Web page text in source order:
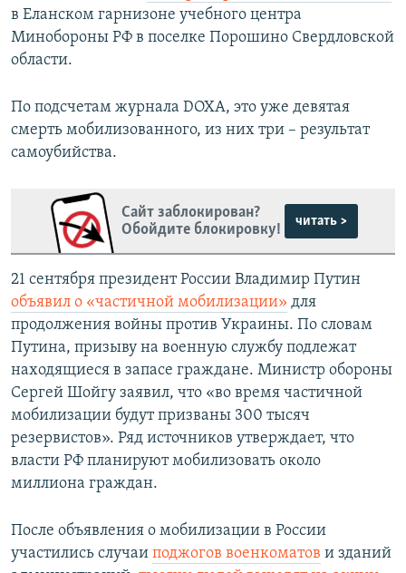
в Еланском гарнизоне учебного центра
Минобороны РФ в поселке Порошино Свердловской
области.
По подсчетам журнала DOXA, это уже девятая
смерть мобилизованного, из них три – результат
самоубийства.
Сайт заблокирован?
Обойдите блокировку!
читать >
21 сентября президент России Владимир Путин
объявил о «частичной мобилизации» для
продолжения войны против Украины. По словам
Путина, призыву на военную службу подлежат
находящиеся в запасе граждане. Министр обороны
Сергей Шойгу заявил, что «во время частичной
мобилизации будут призваны 300 тысяч
резервистов». Ряд источников утверждает, что
власти РФ планируют мобилизовать около
миллиона граждан.
После объявления о мобилизации в России
участились случаи поджогов военкоматов и зданий